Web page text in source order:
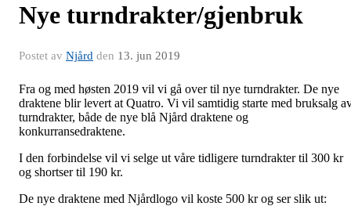
Nye turndrakter/gjenbruk
Postet av Njård den 13. jun 2019
Fra og med høsten 2019 vil vi gå over til nye turndrakter. De nye
draktene blir levert at Quatro. Vi vil samtidig starte med bruksalg
turndrakter, både de nye blå Njård draktene og
konkurransedraktene.
I den forbindelse vil vi selge ut våre tidligere turndrakter til 300 kr
og shortser til 190 kr.
De nye draktene med Njårdlogo vil koste 500 kr og ser slik ut: